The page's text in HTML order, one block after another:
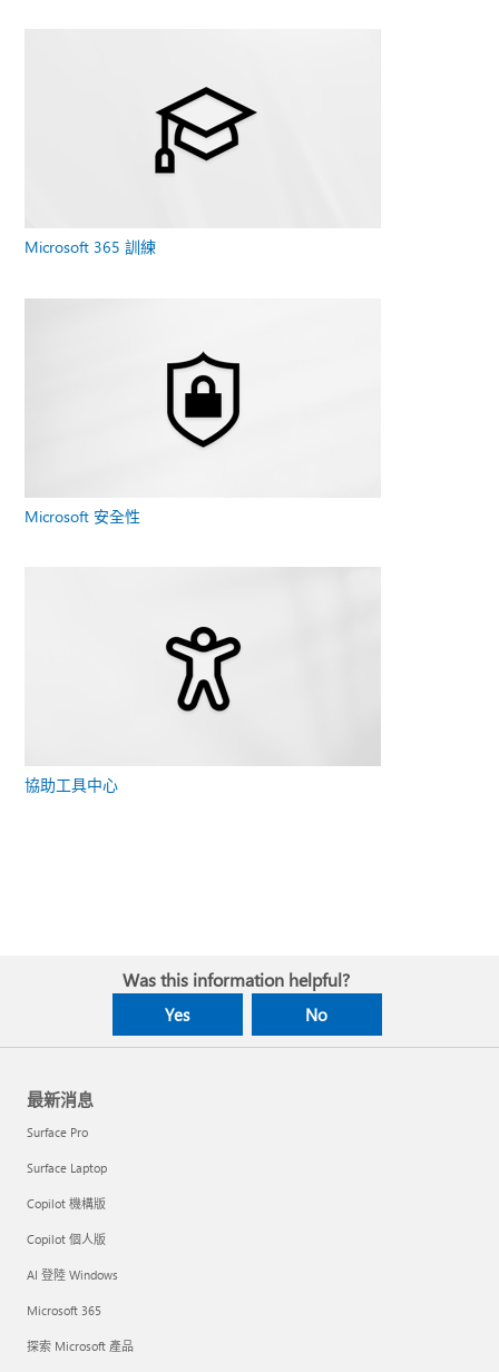
Microsoft 365 訓練
Microsoft 安全性
協助工具中心
Was this information helpful?
Yes No
最新消息
Surface Pro
Surface Laptop
Copilot 機構版
Copilot 個人版
AI 登陸 Windows
Microsoft 365
探索 Microsoft 產品